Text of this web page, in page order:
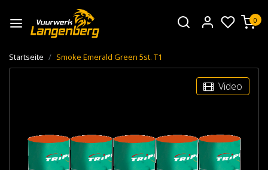
0
Startseite Smoke Emerald Green 5st. T1
Video